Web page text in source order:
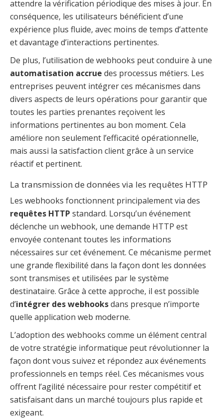
attendre la vérification périodique des mises à jour. En
conséquence, les utilisateurs bénéficient d’une
expérience plus fluide, avec moins de temps d’attente
et davantage d’interactions pertinentes.
De plus, l’utilisation de webhooks peut conduire à une
automatisation accrue des processus métiers. Les
entreprises peuvent intégrer ces mécanismes dans
divers aspects de leurs opérations pour garantir que
toutes les parties prenantes reçoivent les
informations pertinentes au bon moment. Cela
améliore non seulement l’efficacité opérationnelle,
mais aussi la satisfaction client grâce à un service
réactif et pertinent.
La transmission de données via les requêtes HTTP
Les webhooks fonctionnent principalement via des
requêtes HTTP standard. Lorsqu’un événement
déclenche un webhook, une demande HTTP est
envoyée contenant toutes les informations
nécessaires sur cet événement. Ce mécanisme permet
une grande flexibilité dans la façon dont les données
sont transmises et utilisées par le système
destinataire. Grâce à cette approche, il est possible
d’intégrer des webhooksdans presque n’importe
quelle application web moderne.
L’adoption des webhooks comme un élément central
de votre stratégie informatique peut révolutionner la
façon dont vous suivez et répondez aux événements
professionnels en temps réel. Ces mécanismes vous
offrent l’agilité nécessaire pour rester compétitif et
satisfaisant dans un marché toujours plus rapide et
exigeant.